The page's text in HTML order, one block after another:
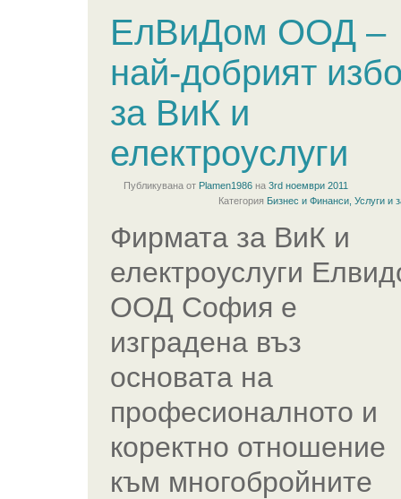
ЕлВиДом ООД –
най-добрият
за ВиК и
електроуслуги
Публикувана от Plamen1986 на 3rd ноември 2011
Категория Бизнес и Финанси Услуги и
Фирмата за ВиК и
електроуслуги
ООД София е
изградена въз
основата на
професионалното и
коректно отношение
към многобройните